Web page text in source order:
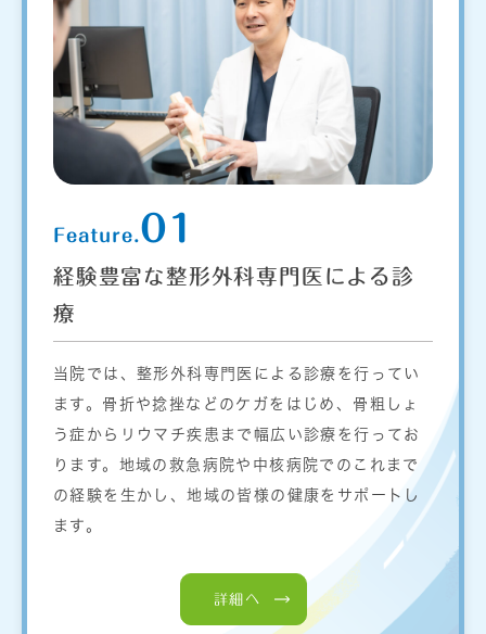
Feature.01
経験豊富な整形外科専門医による診
療
当院では、整形外科専門医による診療を行ってい
ます。骨折や捻挫などのケガをはじめ、骨粗しょ
う症からリウマチ疾患まで幅広い診療を行ってお
ります。地域の救急病院や中核病院でのこれまで
の経験を生かし、地域の皆様の健康をサポートし
ます。
詳細へ